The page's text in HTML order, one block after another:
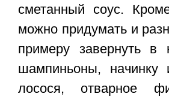
сметанный соус.
можно придумать и
примеру завернуть в
шампиньоны, начинку
лосося, отварное